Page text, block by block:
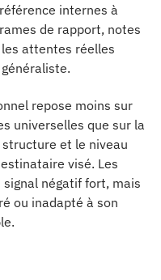
internes à
de rapport, notes
attentes réelles
repose moins sur
universelles que sur la
et le niveau
visé. Les
négatif fort, mais
ou inadapté à son